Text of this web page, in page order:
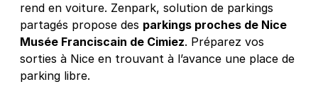
Clinique du Parc Impérial - Nice
1 rue Anatole France
06000Nice
rend en voiture. Zenpark, solution de parkings
partagés propose des parkings proches de Nice
Musée Franciscain de Cimiez. Préparez vos
sorties à Nice en trouvant à l’avance une place de
parking libre.